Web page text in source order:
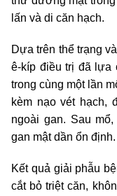
lấn và di căn hạch.
Dựa trên thể trạng
ê-kíp điều trị đã lựa
trong cùng một lần
kèm nạo vét hạch,
ngoài gan. Sau
gan mật dần ổn định.
Kết quả giải phẫu
cắt bỏ triệt căn,